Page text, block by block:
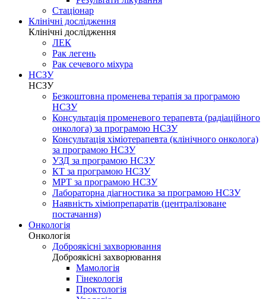
Стаціонар
Клінічні дослідження
Клінічні дослідження
ЛЕК
Рак легень
Рак сечевого міхура
НСЗУ
НСЗУ
Безкоштовна променева терапія за програмою
НСЗУ
Консультація променевого терапевта (радіаційного
онколога) за програмою НСЗУ
Консультація хіміотерапевта (клінічного онколога)
за програмою НСЗУ
УЗД за програмою НСЗУ
КТ за програмою НСЗУ
МРТ за програмою НСЗУ
Лабораторна діагностика за програмою НСЗУ
Наявність хіміопрепаратів (централізоване
постачання)
Онкологія
Онкологія
Доброякісні захворювання
Доброякісні захворювання
Мамологія
Гінекологія
Проктологія